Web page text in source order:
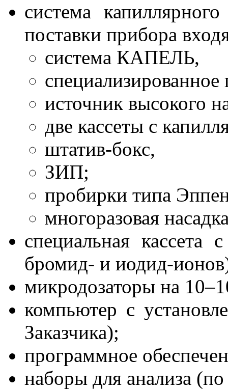
система
поставки прибора
система КАПЕЛЬ,
источник высокого
две кассеты с
штатив-бокс,
ЗИП;
пробирки типа
многоразовая
специальная кассета
бромид- и иодид-
микродозаторы на
компьютер с
Заказчика);
программное
наборы для анализа